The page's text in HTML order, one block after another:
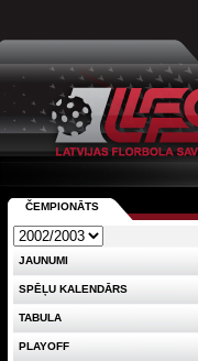
ČEMPIONĀTS
JAUNUMI
SPĒĻU KALENDĀRS
TABULA
PLAYOFF